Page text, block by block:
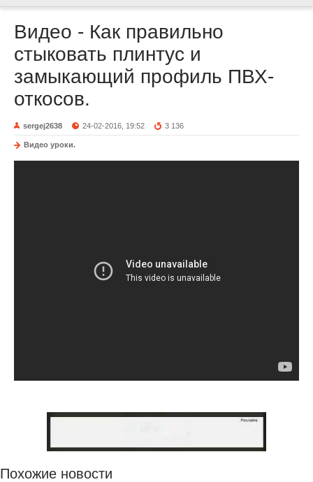
Видео - Как правильно
стыковать плинтус и
замыкающий профиль ПВХ-
откосов.
sergej2638 24-02-2016, 19:52 3 136
Видео уроки.
Похожие новости